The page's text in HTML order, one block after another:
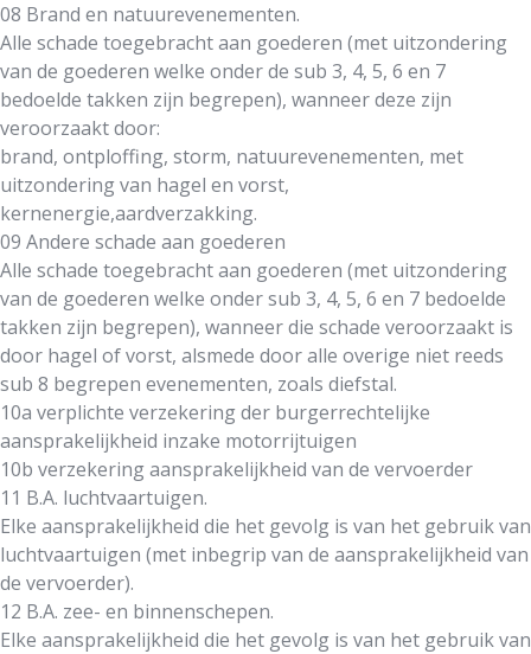
08 Brand en natuurevenementen.
Alle schade toegebracht aan goederen (met uitzondering
van de goederen welke onder de sub 3, 4, 5, 6 en 7
bedoelde takken zijn begrepen), wanneer deze zijn
veroorzaakt door:
brand, ontploffing, storm, natuurevenementen, met
uitzondering van hagel en vorst,
kernenergie,aardverzakking.
09 Andere schade aan goederen
Alle schade toegebracht aan goederen (met uitzondering
van de goederen welke onder sub 3, 4, 5, 6 en 7 bedoelde
takken zijn begrepen), wanneer die schade veroorzaakt is
door hagel of vorst, alsmede door alle overige niet reeds
sub 8 begrepen evenementen, zoals diefstal.
10a verplichte verzekering der burgerrechtelijke
aansprakelijkheid inzake motorrijtuigen
10b verzekering aansprakelijkheid van de vervoerder
11 B.A. luchtvaartuigen.
Elke aansprakelijkheid die het gevolg is van het gebruik van
luchtvaartuigen (met inbegrip van de aansprakelijkheid van
de vervoerder).
12 B.A. zee- en binnenschepen.
Elke aansprakelijkheid die het gevolg is van het gebruik van